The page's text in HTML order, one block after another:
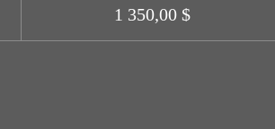
1 350,00 $